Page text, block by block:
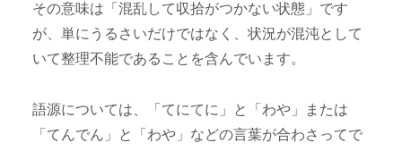
その意味は「混乱して収拾がつかない状態」です
が、単にうるさいだけではなく、状況が混沌として
いて整理不能であることを含んでいます。
語源については、「てにてに」と「わや」または
「てんでん」と「わや」などの言葉が合わさってで